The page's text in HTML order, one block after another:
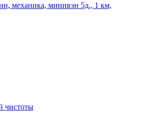
механика, минивэн 5д., 1 км,
чистоты